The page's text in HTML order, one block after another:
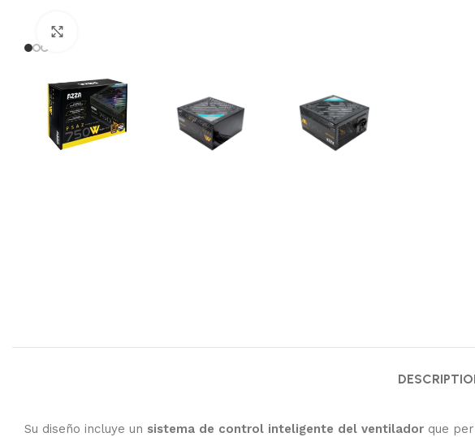
Su diseño incluye un sistema de control inteligente del ventilador que